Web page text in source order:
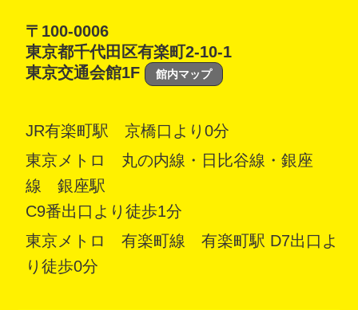
〒100-0006
東京都千代田区有楽町2-10-1
東京交通会館1F
館内マップ
JR有楽町駅 京橋口より0分
東京メトロ 丸の内線・日比谷線・銀座
線 銀座駅
C9番出口より徒歩1分
東京メトロ 有楽町線 有楽町駅 D7出口よ
り徒歩0分